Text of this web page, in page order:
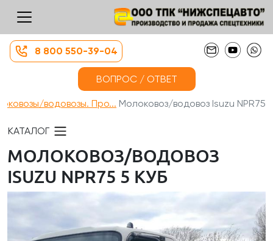
8 800 550-39-04
ВОПРОС / ОТВЕТ
водовозы. Про... Молоковоз/водовоз Isuzu NPR75 ...
КАТАЛОГ
МОЛОКОВОЗ/ВОДОВОЗ
ISUZU NPR75 5 КУБ